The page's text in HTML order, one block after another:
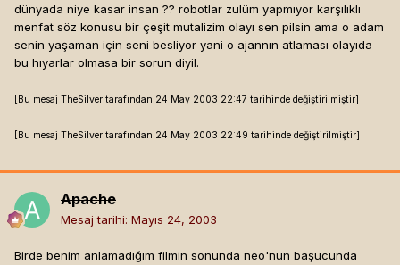
dünyada niye kasar insan ?? robotlar zulüm yapmıyor karşılıklı
menfat söz konusu bir çeşit mutalizim olayı sen pilsin ama o adam
senin yaşaman için seni besliyor yani o ajannın atlaması olayıda
bu hıyarlar olmasa bir sorun diyil.
[Bu mesaj TheSilver tarafından 24 May 2003 22:47 tarihinde değiştirilmiştir]
[Bu mesaj TheSilver tarafından 24 May 2003 22:49 tarihinde değiştirilmiştir]
Apache
Mesaj tarihi: Mayıs 24, 2003
Birde benim anlamadığım filmin sonunda neo'nun başucunda